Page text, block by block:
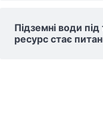
Підземні води
ресурс стає